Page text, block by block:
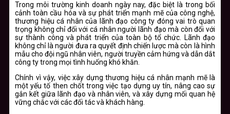
Trong môi trường kinh doanh ngày nay, đặc biệt là trong bối
cảnh toàn cầu hóa và sự phát triển mạnh mẽ của công nghệ,
thương hiệu cá nhân của lãnh đạo công ty đóng vai trò quan
trọng không chỉ đối với cá nhân người lãnh đạo mà còn đối với
sự thành công và phát triển của toàn bộ tổ chức. Lãnh đạo
không chỉ là người đưa ra quyết định chiến lược mà còn là hình
mẫu cho đội ngũ nhân viên, người truyền cảm hứng và dẫn dắt
công ty trong mọi tình huống khó khăn.
Chính vì vậy, việc xây dựng thương hiệu cá nhân mạnh mẽ là
một yếu tố then chốt trong việc tạo dựng uy tín, nâng cao sự
gắn kết giữa lãnh đạo và nhân viên, và xây dựng mối quan hệ
vững chắc với các đối tác và khách hàng.